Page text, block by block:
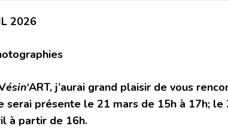
2026
ésin‘ART, j’aurai grand plaisir de vous
serai présente le 21 mars de 15h à 17h; le
à partir de 16h.